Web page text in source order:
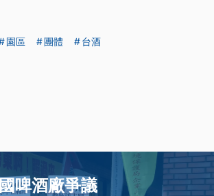
園區 團體
台酒
啤酒廠爭議